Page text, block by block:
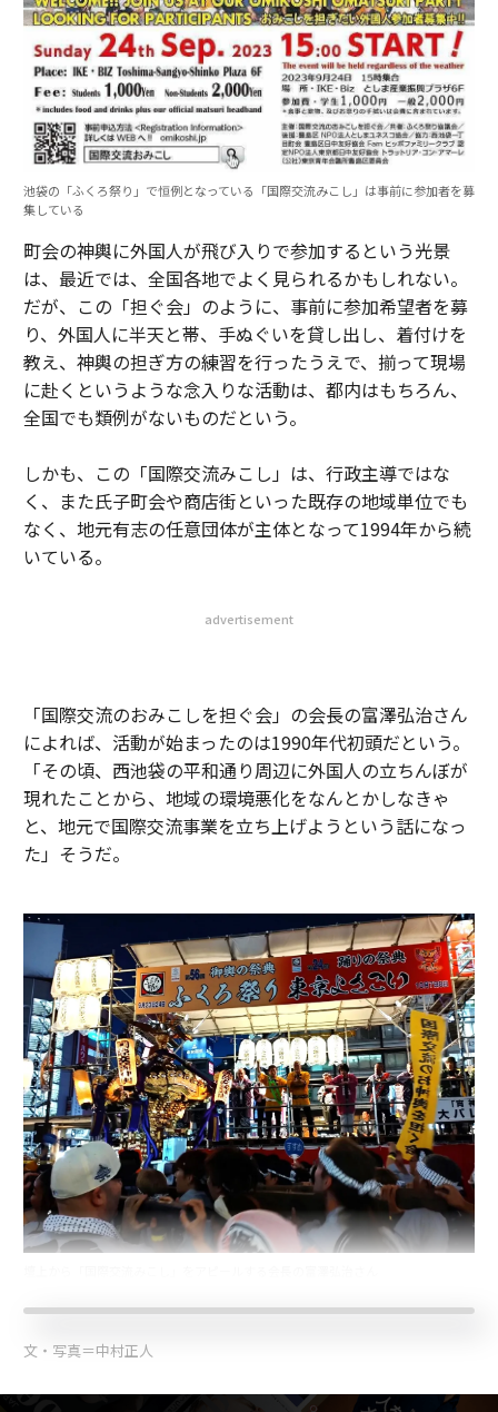
池袋の「ふくろ祭り」で恒例となっている「国際交流みこし」は事前に参加者を募
集している
町会の神輿に外国人が飛び入りで参加するという光景
は、最近では、全国各地でよく見られるかもしれない。
だが、この「担ぐ会」のように、事前に参加希望者を募
り、外国人に半天と帯、手ぬぐいを貸し出し、着付けを
教え、神輿の担ぎ方の練習を行ったうえで、揃って現場
に赴くというような念入りな活動は、都内はもちろん、
全国でも類例がないものだという。
しかも、この「国際交流みこし」は、行政主導ではな
く、また氏子町会や商店街といった既存の地域単位でも
なく、地元有志の任意団体が主体となって1994年から続
いている。
advertisement
「国際交流のおみこしを担ぐ会」の会長の富澤弘治さん
によれば、活動が始まったのは1990年代初頭だという。
「その頃、西池袋の平和通り周辺に外国人の立ちんぼが
現れたことから、地域の環境悪化をなんとかしなきゃ
と、地元で国際交流事業を立ち上げようという話になっ
た」そうだ。
文・写真＝中村正人